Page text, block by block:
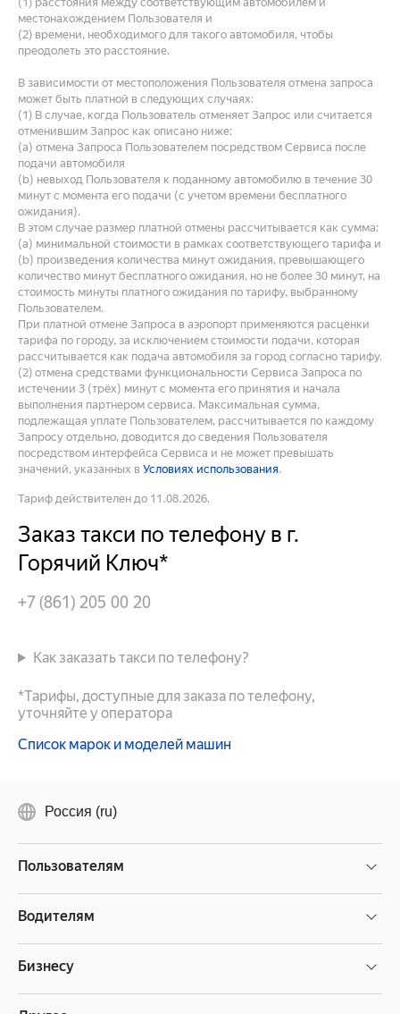
местонахождением Пользователя и
(2) времени, необходимого для такого автомобиля, чтобы
преодолеть это расстояние.
В зависимости от местоположения Пользователя отмена запроса
может быть платной в следующих случаях:
(1) В случае, когда Пользователь отменяет Запрос или считается
отменившим Запрос как описано ниже:
(a) отмена Запроса Пользователем посредством Сервиса после
подачи автомобиля
(b) невыход Пользователя к поданному автомобилю в течение 30
минут с момента его подачи (с учетом времени бесплатного
ожидания).
В этом случае размер платной отмены рассчитывается как сумма:
(a) минимальной стоимости в рамках соответствующего тарифа и
(b) произведения количества минут ожидания, превышающего
количество минут бесплатного ожидания, но не более 30 минут, на
стоимость минуты платного ожидания по тарифу, выбранному
Пользователем.
При платной отмене Запроса в аэропорт применяются расценки
тарифа по городу, за исключением стоимости подачи, которая
рассчитывается как подача автомобиля за город согласно тарифу.
(2) отмена средствами функциональности Сервиса Запроса по
истечении 3 (трёх) минут с момента его принятия и начала
выполнения партнером сервиса. Максимальная сумма,
подлежащая уплате Пользователем, рассчитывается по каждому
Запросу отдельно, доводится до сведения Пользователя
посредством интерфейса Сервиса и не может превышать
значений, указанных в Условиях использования.
Тариф действителен до 11.08.2026.
Заказ такси по телефону в г.
Горячий Ключ*
+7 (861) 205 00 20
Как заказать такси по телефону?
*Тарифы, доступные для заказа по телефону,
уточняйте у оператора
Список марок и моделей машин
Россия (ru)
Пользователям
Водителям
Бизнесу